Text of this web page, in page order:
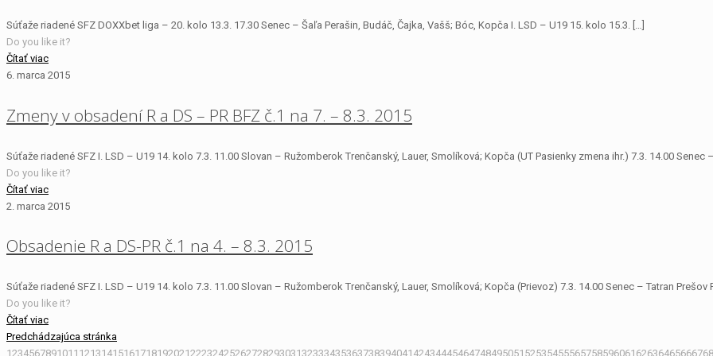
Súťaže riadené SFZ DOXXbet liga – 20. kolo 13.3. 17.30 Senec – Šaľa Perašin, Budáč, Čajka, Vašš; Bóc, Kopča I. LSD – U19 15. kolo 15.3. […]
Do you like it?
Čítať viac
6. marca 2015
Zmeny v obsadení R a DS – PR BFZ č.1 na 7. – 8.3. 2015
Súťaže riadené SFZ I. LSD – U19 14. kolo 7.3. 11.00 Slovan – Ružomberok Trenčanský, Lauer, Smolíková; Kopča (UT Pasienky zmena ihr.) 7.3. 14.00 Senec –
Do you like it?
Čítať viac
2. marca 2015
Obsadenie R a DS-PR č.1 na 4. – 8.3. 2015
Súťaže riadené SFZ I. LSD – U19 14. kolo 7.3. 11.00 Slovan – Ružomberok Trenčanský, Lauer, Smolíková; Kopča (Prievoz) 7.3. 14.00 Senec – Tatran Prešov
Do you like it?
Čítať viac
Predchádzajúca stránka
1234567891011 121314151617181920212223242526272829303132333435363738394041 42434445464748495051 52535455565758596061 62636465666768